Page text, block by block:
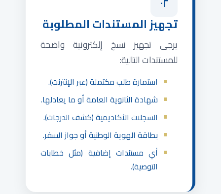
تجهيز المستندات المطلوبة
يرجى تجهيز نسخ إلكترونية واضحة
للمستندات التالية:
استمارة طلب مكتملة (عبر الإنترنت).
شهادة الثانوية العامة أو ما يعادلها.
السجلات الأكاديمية (كشف الدرجات).
بطاقة الهوية الوطنية أو جواز السفر.
أي مستندات إضافية (مثل خطابات
التوصية).